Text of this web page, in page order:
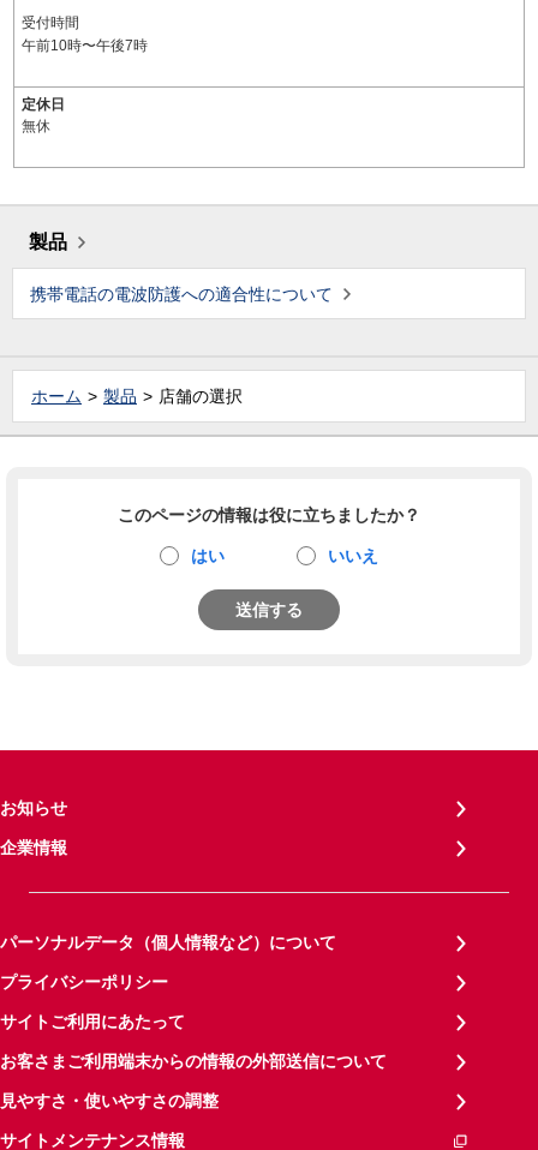
受付時間
午前10時〜午後7時
定休日
無休
製品
携帯電話の電波防護への適合性について
ホーム 製品 店舗の選択
このページの情報は役に立ちましたか？
はい いいえ
送信する
お知らせ
企業情報
パーソナルデータ（個人情報など）について
プライバシーポリシー
サイトご利用にあたって
お客さまご利用端末からの情報の外部送信について
見やすさ・使いやすさの調整
サイトメンテナンス情報